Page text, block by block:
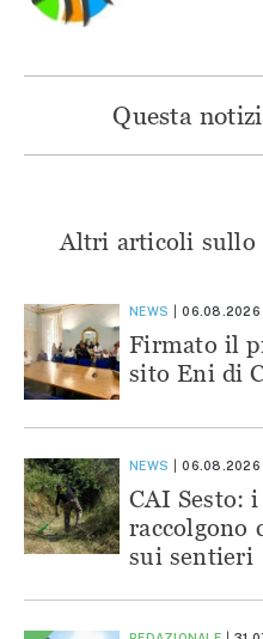
Questa
Altri articoli sullo
NEWS 06.08.2026
Firmato il
sito Eni di
NEWS 06.08.2026
CAI Sesto:
raccolgono
sui sentieri